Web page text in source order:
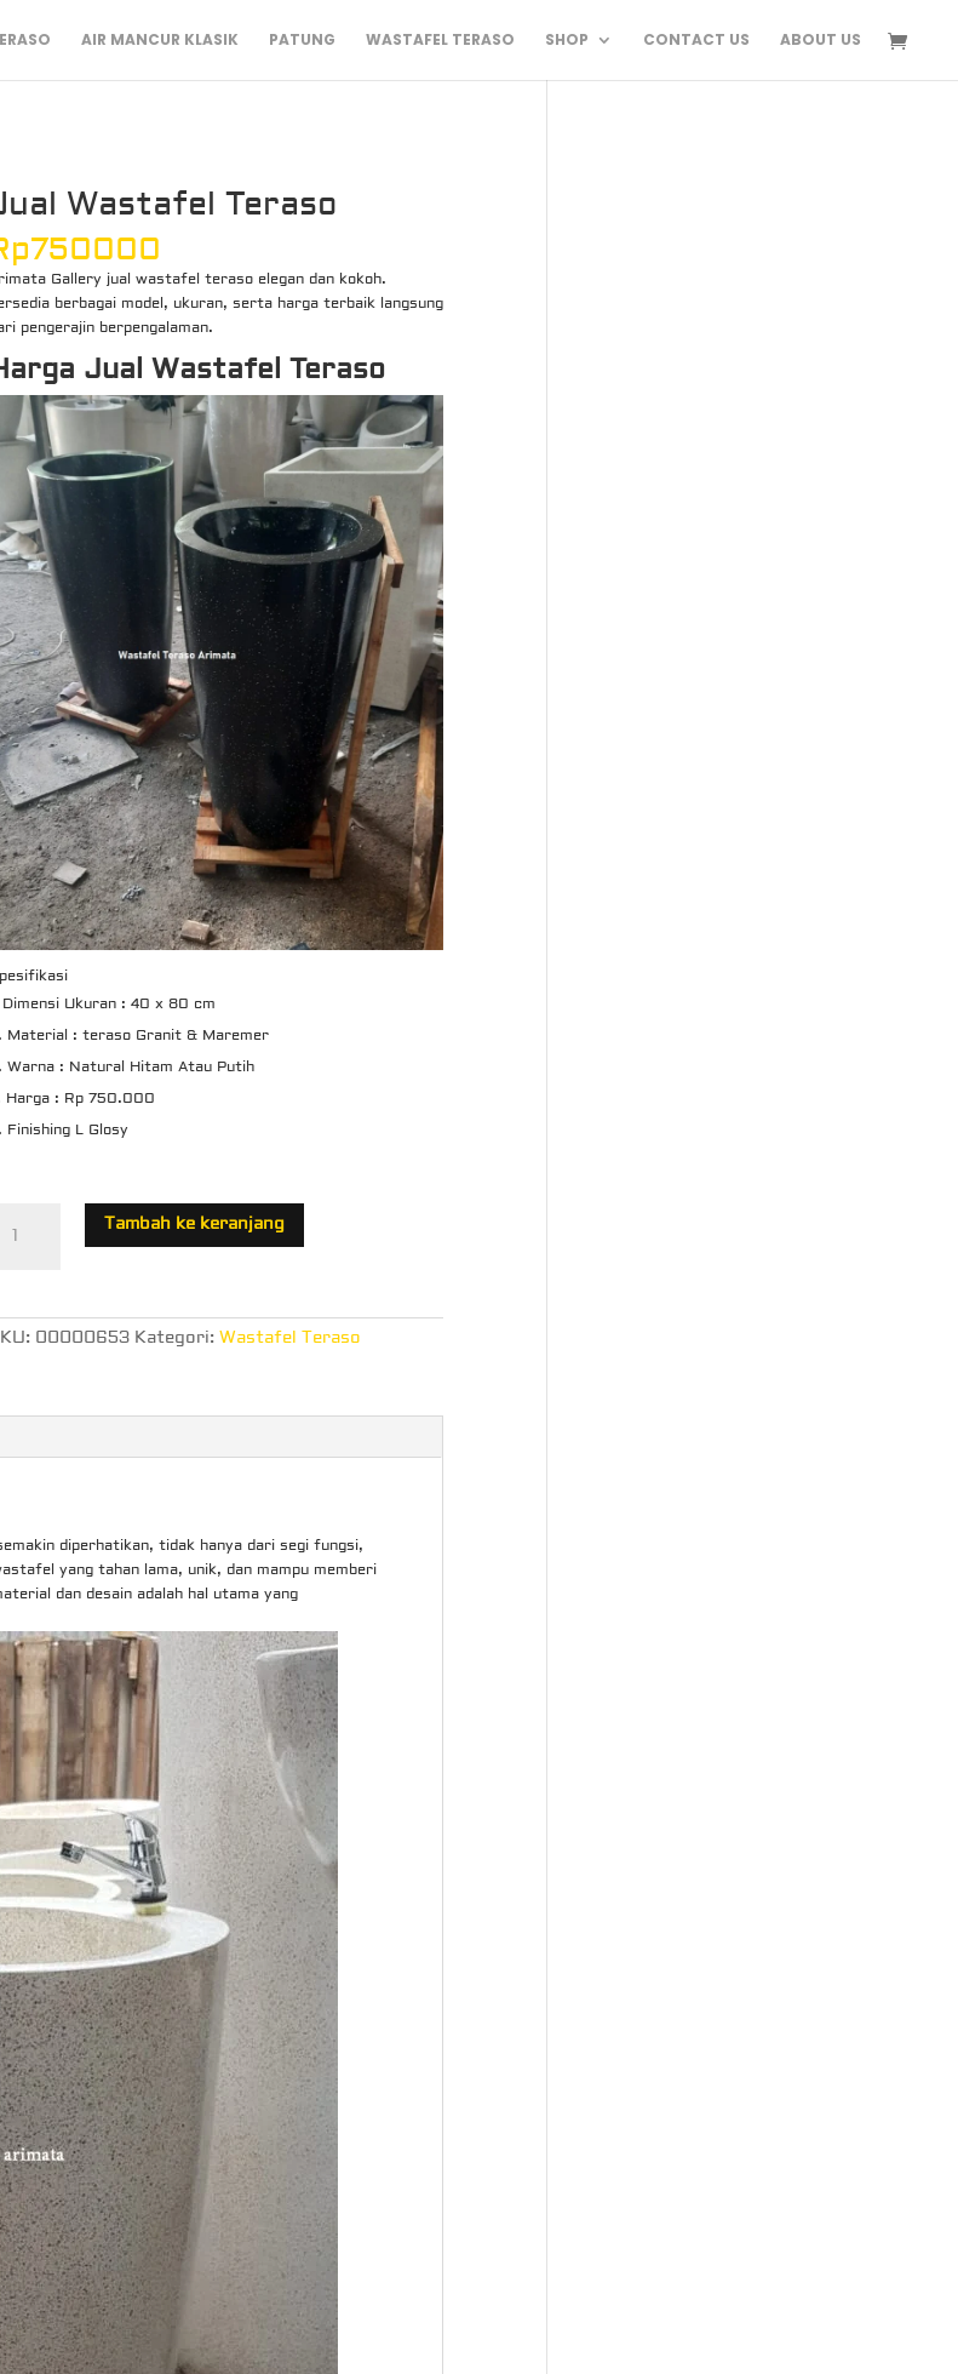
AIR MANCUR KLASIK PATUNG WASTAFEL TERASO SHOP CONTACT US ABOUT US
Wastafel Teraso
750000
Gallery jual wastafel teraso elegan dan kokoh.
berbagai model, ukuran, serta harga terbaik langsung
pengerajin berpengalaman.
Jual Wastafel Teraso
Dimensi Ukuran : 40 x 80 cm
Material : teraso Granit & Maremer
Warna : Natural Hitam Atau Putih
Harga : Rp 750.000
Finishing L Glosy
Tambah ke keranjang
00000653 Kategori: Wastafel Teraso
diperhatikan, tidak hanya dari segi fungsi,
yang tahan lama, unik, dan mampu memberi
dan desain adalah hal utama yang